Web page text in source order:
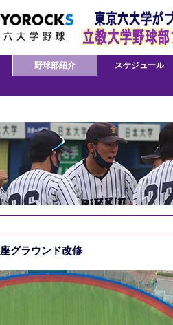
野球部紹介 スケジュール
グラウンド改修